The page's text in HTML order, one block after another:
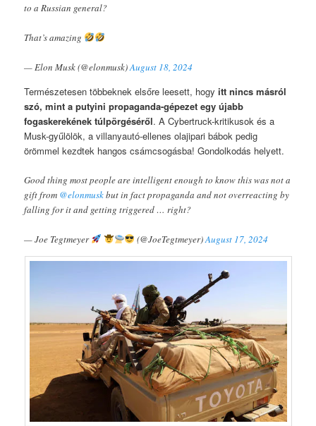
to a Russian general?
That’s amazing
— Elon Musk (@elonmusk)August 18, 2024
Természetesen többeknek elsőre leesett, hogyitt nincs másról
szó, mint a putyini propaganda-gépezet egy újabb
fogaskerekének túlpörgéséről. A Cybertruck-kritikusok és a
Musk-gyűlölök, a villanyautó-ellenes olajipari bábok pedig
örömmel kezdtek hangos csámcsogásba! Gondolkodás helyett.
Good thing most people are intelligent enough to know this was not a
gift from @elonmuskbut in fact propaganda and not overreacting by
falling for it and getting triggered … right?
— Joe Tegtmeyer (@JoeTegtmeyer)August 17, 2024